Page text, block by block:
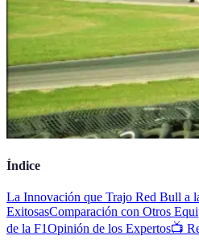
Índice
La Innovación que Trajo Red Bull a
ExitosasComparación con Otros
de la F1Opinión de los Expertos📺